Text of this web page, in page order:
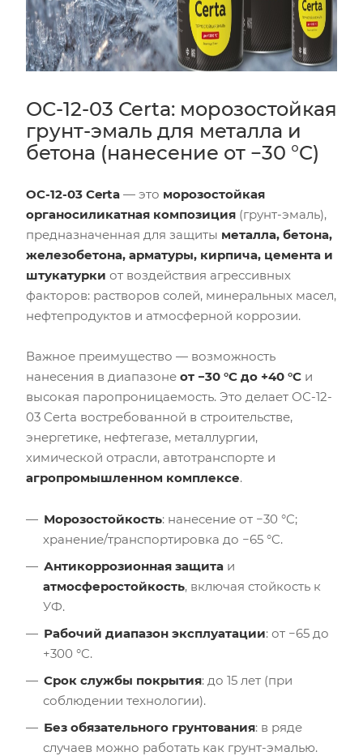
ОС-12-03 Certa: морозостойкая
грунт-эмаль для металла и
бетона (нанесение от −30 °C)
ОС-12-03 Certa — это морозостойкая
органосиликатная композиция (грунт-эмаль),
предназначенная для защиты металла, бетона,
железобетона, арматуры, кирпича, цемента и
штукатурки от воздействия агрессивных
факторов: растворов солей, минеральных масел,
нефтепродуктов и атмосферной коррозии.
Важное преимущество — возможность
нанесения в диапазоне от −30 °C до +40 °C и
высокая паропроницаемость. Это делает ОС-12-
03 Certa востребованной в строительстве,
энергетике, нефтегазе, металлургии,
химической отрасли, автотранспорте и
агропромышленном комплексе.
Морозостойкость: нанесение от −30 °C;
хранение/транспортировка до −65 °C.
Антикоррозионная защита и
атмосферостойкость, включая стойкость к
УФ.
Рабочий диапазон эксплуатации: от −65 до
+300 °C.
Срок службы покрытия: до 15 лет (при
соблюдении технологии).
Без обязательного грунтования: в ряде
случаев можно работать как грунт-эмалью.